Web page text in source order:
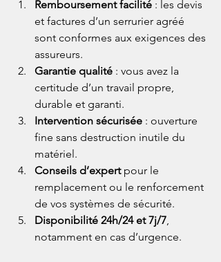
Remboursement facilité : les devis
et factures d’un serrurier agréé
sont conformes aux exigences des
assureurs.
Garantie qualité : vous avez la
certitude d’un travail propre,
durable et garanti.
Intervention sécurisée : ouverture
fine sans destruction inutile du
matériel.
Conseils d’expert pour le
remplacement ou le renforcement
de vos systèmes de sécurité.
Disponibilité 24h/24 et 7j/7,
notamment en cas d’urgence.